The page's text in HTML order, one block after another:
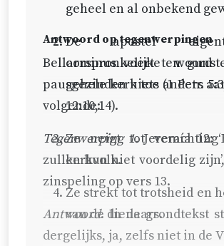
geheel en al onbekend
De apostel
oorspronkelijke
gehele kerk toe (1 Petr. 5:3
12:10,14).
Ze neigt tot
kerkvolk.
Ze strekt tot trotsheid en
van de dienaars.
Antwoord op tegenwerpingen
Bellarminus voert ten
pausgezinden niets anders
volgende:
Tegenwerping 1.Jeremía 12:
zullen hun niet voordelig
zinspeling op vers 13.
Antwoord. In de grondtekst
dergelijks, ja, zelfs niet in de